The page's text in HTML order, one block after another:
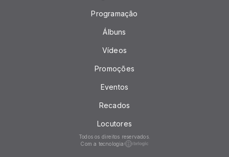
Programação
Álbuns
Vídeos
Promoções
Eventos
Recados
Locutores
Todos os direitos reservados.
Com a tecnologia